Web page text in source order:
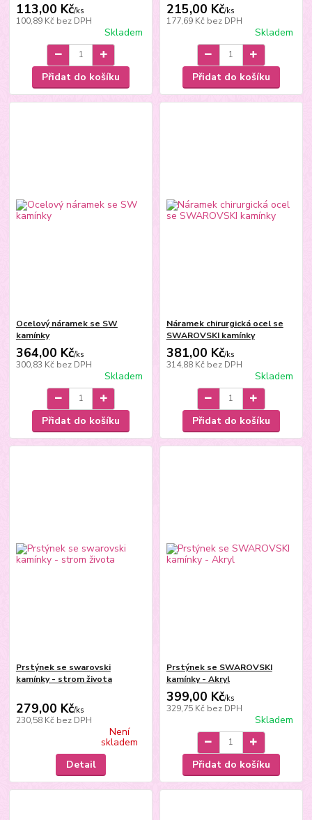
113,00 Kč/ks
100,89 Kč bez DPH
Skladem
Přidat do košíku
215,00 Kč/ks
177,69 Kč bez DPH
Skladem
Přidat do košíku
Ocelový náramek se SW
kamínky
364,00 Kč/ks
300,83 Kč bez DPH
Skladem
Přidat do košíku
Náramek chirurgická ocel se
SWAROVSKI kamínky
381,00 Kč/ks
314,88 Kč bez DPH
Skladem
Přidat do košíku
Prstýnek se swarovski
kamínky - strom života
279,00 Kč/ks
230,58 Kč bez DPH
Není
skladem
Detail
Prstýnek se SWAROVSKI
kamínky - Akryl
399,00 Kč/ks
329,75 Kč bez DPH
Skladem
Přidat do košíku